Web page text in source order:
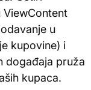
ViewContent
u
kupovine) i
događaja pruža
kupaca.